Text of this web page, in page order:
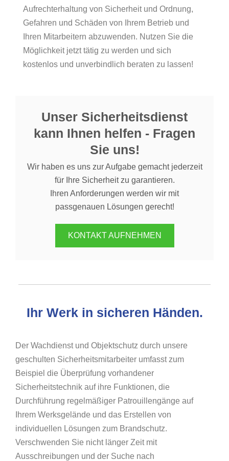
Aufrechterhaltung von Sicherheit und Ordnung,
Gefahren und Schäden von Ihrem Betrieb und
Ihren Mitarbeitern abzuwenden. Nutzen Sie die
Möglichkeit jetzt tätig zu werden und sich
kostenlos und unverbindlich beraten zu lassen!
Unser Sicherheitsdienst
kann Ihnen helfen - Fragen
Sie uns!
Wir haben es uns zur Aufgabe gemacht jederzeit
für Ihre Sicherheit zu garantieren.
Ihren Anforderungen werden wir mit
passgenauen Lösungen gerecht!
KONTAKT AUFNEHMEN
Ihr Werk in sicheren Händen.
Der Wachdienst und Objektschutz durch unsere
geschulten Sicherheitsmitarbeiter umfasst zum
Beispiel die Überprüfung vorhandener
Sicherheitstechnik auf ihre Funktionen, die
Durchführung regelmäßiger Patrouillengänge auf
Ihrem Werksgelände und das Erstellen von
individuellen Lösungen zum Brandschutz.
Verschwenden Sie nicht länger Zeit mit
Ausschreibungen und der Suche nach